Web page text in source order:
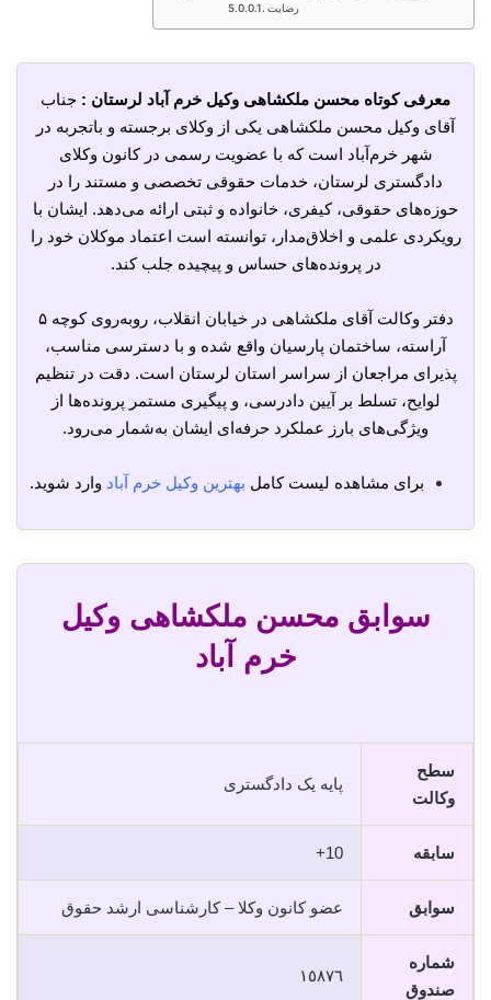
رضایت
معرفی کوتاه محسن ملکشاهی وکیل خرم آباد لرستان : جناب
آقای وکیل محسن ملکشاهی یکی از وکلای برجسته و باتجربه در
شهر خرم‌آباد است که با عضویت رسمی در کانون وکلای
دادگستری لرستان، خدمات حقوقی تخصصی و مستند را در
حوزه‌های حقوقی، کیفری، خانواده و ثبتی ارائه می‌دهد. ایشان با
رویکردی علمی و اخلاق‌مدار، توانسته است اعتماد موکلان خود را
در پرونده‌های حساس و پیچیده جلب کند.
دفتر وکالت آقای ملکشاهی در خیابان انقلاب، روبه‌روی کوچه ۵
آراسته، ساختمان پارسیان واقع شده و با دسترسی مناسب،
پذیرای مراجعان از سراسر استان لرستان است. دقت در تنظیم
لوایح، تسلط بر آیین دادرسی، و پیگیری مستمر پرونده‌ها از
ویژگی‌های بارز عملکرد حرفه‌ای ایشان به‌شمار می‌رود.
برای مشاهده لیست کامل بهترین وکیل خرم آباد وارد شوید.
سوابق محسن ملکشاهی وکیل
خرم آباد
سطح
وکالت
پایه یک دادگستری
سابقه 10+
سوابق عضو کانون وکلا – کارشناسی ارشد حقوق
شماره
صندوق
١٥٨٧٦